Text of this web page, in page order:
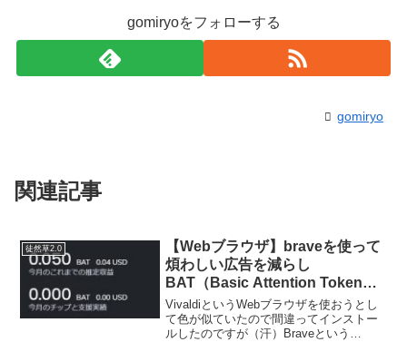
gomiryoをフォローする
gomiryo
関連記事
徒然草2.0
【Webブラウザ】braveを使って
煩わしい広告を減らし
BAT（Basic Attention Token）
を貯めよう！
VivaldiというWebブラウザを使おうとし
て色が似ていたので間違ってインストー
ルしたのですが（汗）Braveという